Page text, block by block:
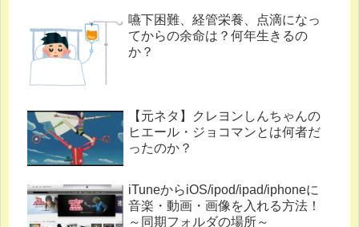
嚥下困難、経管栄養、点滴になっ
てからの余命は？何年生きるの
か？
【元ネタ】クレヨンしんちゃんの
ヒエール・ジョコマンとは何者だ
ったのか？
iTuneからiOS/ipod/ipad/iphoneに
音楽・動画・画像を入れる方法！
～同期フォルダの場所～